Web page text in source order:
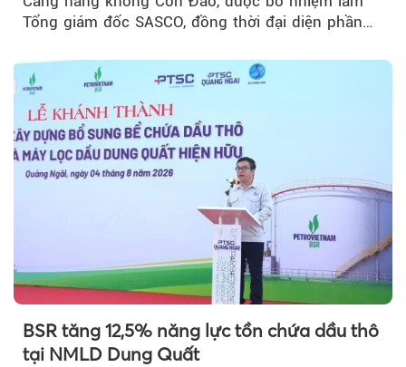
Tổng giám đốc SASCO, đồng thời đại diện phần
BSR tăng 12,5% năng lực tồn chứa dầu thô
tại NMLD Dung Quất